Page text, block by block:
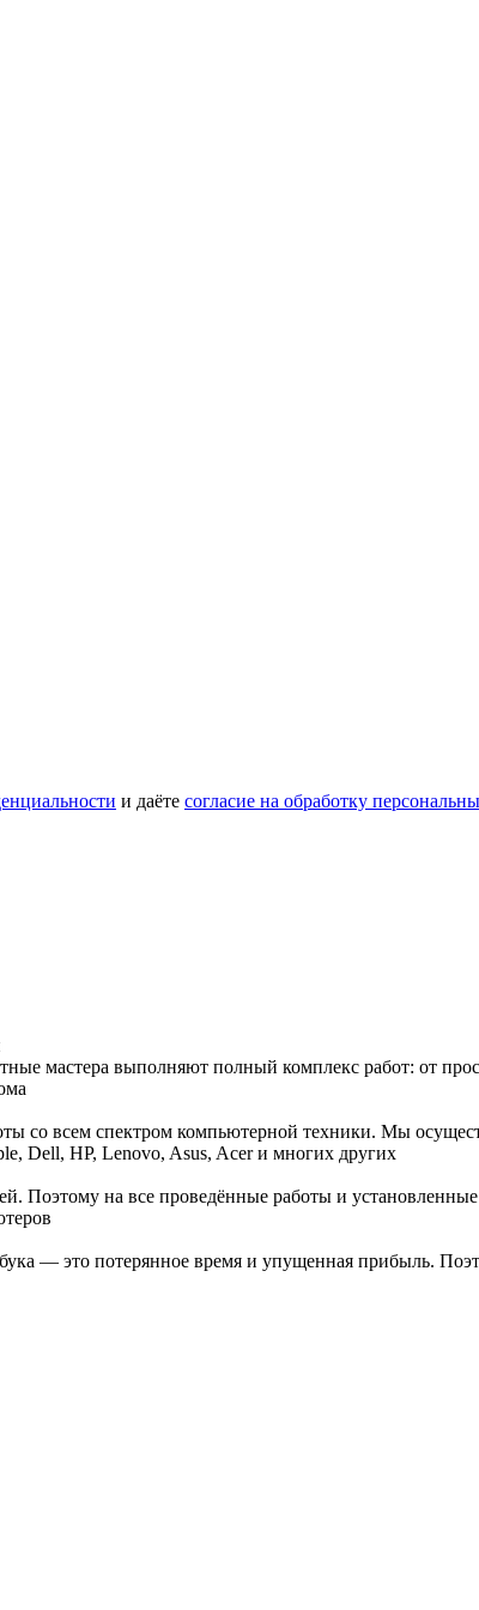
и даёте согласие на обработку
мастера выполняют полный комплекс работ: от
со всем спектром компьютерной техники. Мы
Dell, HP, Lenovo, Asus, Acer и многих других
Поэтому на все проведённые работы и
— это потерянное время и упущенная прибыль.